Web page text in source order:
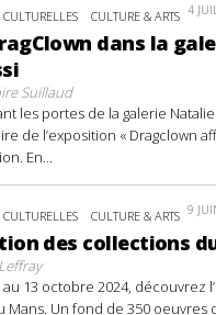
CULTURE & ARTS 4
dans la
Suillaud
les portes de la galerie
de l’exposition « Dragclown
En...
CULTURE & ARTS 9
des collections
au 13 octobre 2024, découvrez
Mans. Un fond de 350